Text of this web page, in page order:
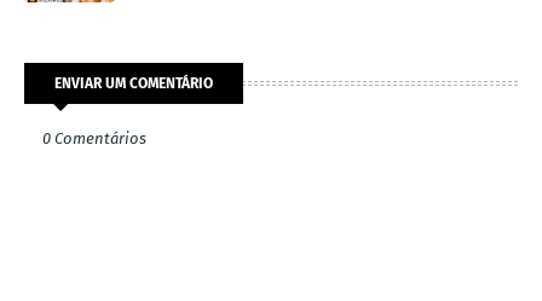
ENVIAR UM COMENTÁRIO
0 Comentários